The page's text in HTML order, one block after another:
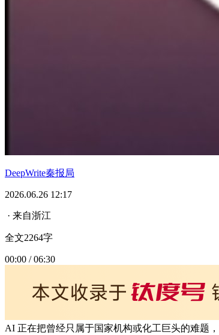
DeepWrite秦报局
2026.06.26 12:17
· 来自浙江
全文2264字
00:00 / 06:30
AI 正在把曾经只属于国家机构或化工巨头的难题